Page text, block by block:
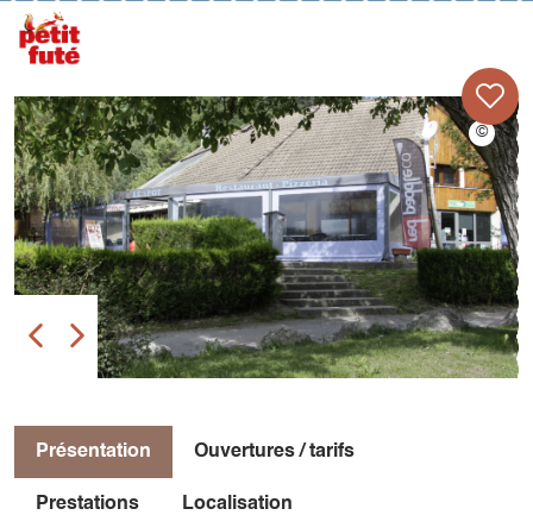
Présentation Ouvertures / tarifs
Prestations Localisation